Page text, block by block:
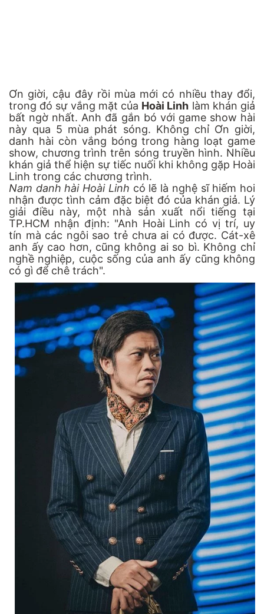
Ơn giời, cậu đây rồi mùa mới có nhiều thay đổi,
trong đó sự vắng mặt của Hoài Linh làm khán giả
bất ngờ nhất. Anh đã gắn bó với game show hài
này qua 5 mùa phát sóng. Không chỉ Ơn giời,
danh hài còn vắng bóng trong hàng loạt game
show, chương trình trên sóng truyền hình. Nhiều
khán giả thể hiện sự tiếc nuối khi không gặp Hoài
Linh trong các chương trình.
Nam danh hài Hoài Linh có lẽ là nghệ sĩ hiếm hoi
nhận được tình cảm đặc biệt đó của khán giả. Lý
giải điều này, một nhà sản xuất nổi tiếng tại
TP.HCM nhận định: "Anh Hoài Linh có vị trí, uy
tín mà các ngôi sao trẻ chưa ai có được. Cát-xê
anh ấy cao hơn, cũng không ai so bì. Không chỉ
nghề nghiệp, cuộc sống của anh ấy cũng không
có gì để chê trách".